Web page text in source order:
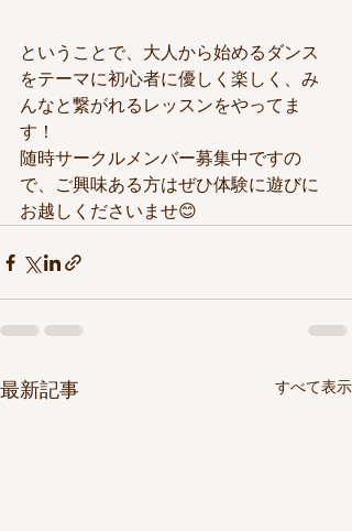
ということで、大人から始めるダンス
をテーマに初心者に優しく楽しく、み
んなと繋がれるレッスンをやってま
す！
随時サークルメンバー募集中ですの
で、ご興味ある方はぜひ体験に遊びに
お越しくださいませ😊
最新記事 すべて表示